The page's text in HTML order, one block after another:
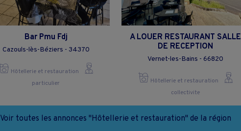
Bar Pmu Fdj
Cazouls-lès-Béziers - 34370
Hôtellerie et restauration
particulier
A LOUER RESTAURANT SALLE
DE RECEPTION
Vernet-les-Bains - 66820
Hôtellerie et restauration
collectivite
Voir toutes les annonces "Hôtellerie et restauration" de la région